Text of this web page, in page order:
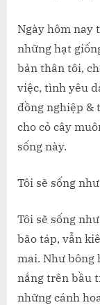
Ngày hôm nay
những hạt
bản thân tôi,
việc, tình yêu
đồng nghiệp &
cho cỏ cây
sống này.
Tôi sẽ sống
Tôi sẽ sống
bão táp, vẫn
mai. Như bông
nắng trên bầu
những cánh